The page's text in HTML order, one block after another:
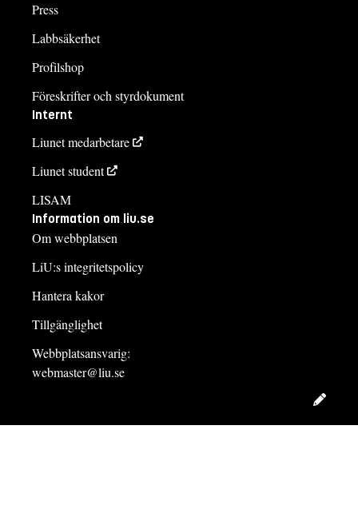
Press
Labbsäkerhet
Profilshop
Föreskrifter och styrdokument
Internt
Liunet medarbetare
Liunet student
LISAM
Information om liu.se
Om webbplatsen
LiU:s integritetspolicy
Hantera kakor
Tillgänglighet
Webbplatsansvarig:
webmaster@liu.se